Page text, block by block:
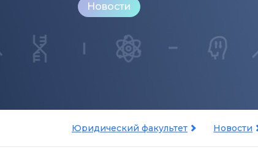
Новости
Юридический факультет Новости